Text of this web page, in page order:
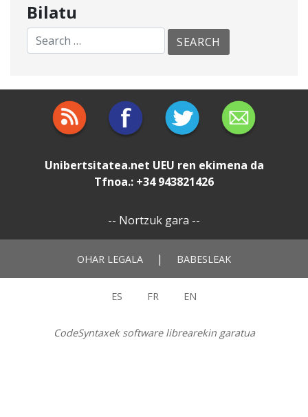
Bilatu
Unibertsitatea.net UEU ren ekimena da
Tfnoa.: +34 943821426
-- Nortzuk gara --
OHAR LEGALA | BABESLEAK
ES FR EN
CodeSyntaxek software librearekin garatua